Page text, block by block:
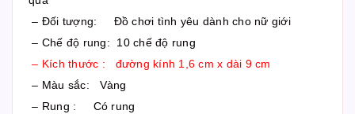
– Đối tượng: Đồ chơi tình yêu dành cho nữ giới
– Chế độ rung: 10 chế độ rung
– Kích thước : đường kính 1,6 cm x dài 9 cm
– Màu sắc: Vàng
– Rung : Có rung